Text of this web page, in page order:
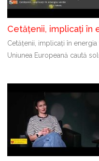
Cetățenii, implicați în
Cetățenii, implicați în
Uniunea Europeană caută